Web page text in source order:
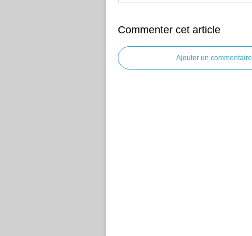
Commenter cet article
Ajouter un commentaire